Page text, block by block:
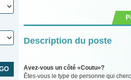
Description du poste
Avez-vous un côté «Coutu»?
Êtes-vous le type de personne qui